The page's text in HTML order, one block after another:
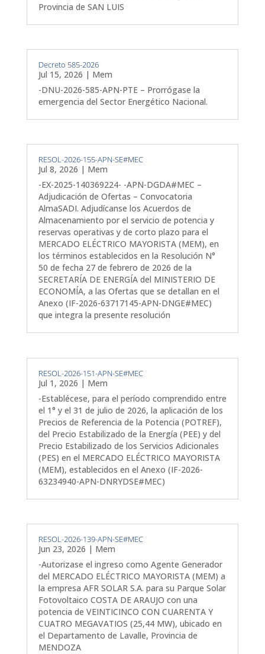
Provincia de SAN LUIS
Decreto 585-2026
Jul 15, 2026 | Mem
-DNU-2026-585-APN-PTE – Prorrógase la
emergencia del Sector Energético Nacional.
RESOL-2026-155-APN-SE#MEC
Jul 8, 2026 | Mem
-EX-2025-140369224- -APN-DGDA#MEC –
Adjudicación de Ofertas – Convocatoria
AlmaSADI. Adjudícanse los Acuerdos de
Almacenamiento por el servicio de potencia y
reservas operativas y de corto plazo para el
MERCADO ELÉCTRICO MAYORISTA (MEM), en
los términos establecidos en la Resolución N°
50 de fecha 27 de febrero de 2026 de la
SECRETARÍA DE ENERGÍA del MINISTERIO DE
ECONOMÍA, a las Ofertas que se detallan en el
Anexo (IF-2026-63717145-APN-DNGE#MEC)
que integra la presente resolución
RESOL-2026-151-APN-SE#MEC
Jul 1, 2026 | Mem
-Establécese, para el período comprendido entre
el 1° y el 31 de julio de 2026, la aplicación de los
Precios de Referencia de la Potencia (POTREF),
del Precio Estabilizado de la Energía (PEE) y del
Precio Estabilizado de los Servicios Adicionales
(PES) en el MERCADO ELÉCTRICO MAYORISTA
(MEM), establecidos en el Anexo (IF-2026-
63234940-APN-DNRYDSE#MEC)
RESOL-2026-139-APN-SE#MEC
Jun 23, 2026 | Mem
-Autorizase el ingreso como Agente Generador
del MERCADO ELÉCTRICO MAYORISTA (MEM) a
la empresa AFR SOLAR S.A. para su Parque Solar
Fotovoltaico COSTA DE ARAUJO con una
potencia de VEINTICINCO CON CUARENTA Y
CUATRO MEGAVATIOS (25,44 MW), ubicado en
el Departamento de Lavalle, Provincia de
MENDOZA